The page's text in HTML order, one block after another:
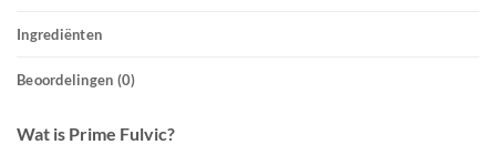
Ingrediënten
Beoordelingen (0)
Wat is Prime Fulvic?